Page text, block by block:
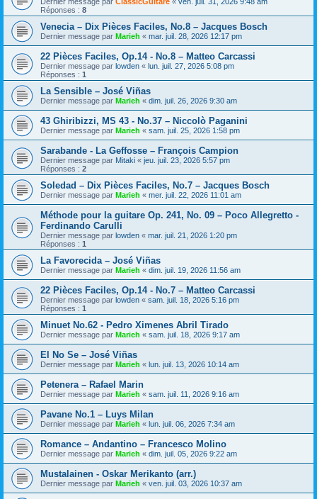
Réponses : 8
Venecia – Dix Pièces Faciles, No.8 – Jacques Bosch
Dernier message par Marieh « mar. juil. 28, 2026 12:17 pm
22 Pièces Faciles, Op.14 - No.8 – Matteo Carcassi
Dernier message par lowden « lun. juil. 27, 2026 5:08 pm
Réponses : 1
La Sensible – José Viñas
Dernier message par Marieh « dim. juil. 26, 2026 9:30 am
43 Ghiribizzi, MS 43 - No.37 – Niccolò Paganini
Dernier message par Marieh « sam. juil. 25, 2026 1:58 pm
Sarabande - La Geffosse – François Campion
Dernier message par Mitaki « jeu. juil. 23, 2026 5:57 pm
Réponses : 2
Soledad – Dix Pièces Faciles, No.7 – Jacques Bosch
Dernier message par Marieh « mer. juil. 22, 2026 11:01 am
Méthode pour la guitare Op. 241, No. 09 – Poco Allegretto -
Ferdinando Carulli
Dernier message par lowden « mar. juil. 21, 2026 1:20 pm
Réponses : 1
La Favorecida – José Viñas
Dernier message par Marieh « dim. juil. 19, 2026 11:56 am
22 Pièces Faciles, Op.14 - No.7 – Matteo Carcassi
Dernier message par lowden « sam. juil. 18, 2026 5:16 pm
Réponses : 1
Minuet No.62 - Pedro Ximenes Abril Tirado
Dernier message par Marieh « sam. juil. 18, 2026 9:17 am
El No Se – José Viñas
Dernier message par Marieh « lun. juil. 13, 2026 10:14 am
Petenera – Rafael Marin
Dernier message par Marieh « sam. juil. 11, 2026 9:16 am
Pavane No.1 – Luys Milan
Dernier message par Marieh « lun. juil. 06, 2026 7:34 am
Romance – Andantino – Francesco Molino
Dernier message par Marieh « dim. juil. 05, 2026 9:22 am
Mustalainen - Oskar Merikanto (arr.)
Dernier message par Marieh « ven. juil. 03, 2026 10:37 am